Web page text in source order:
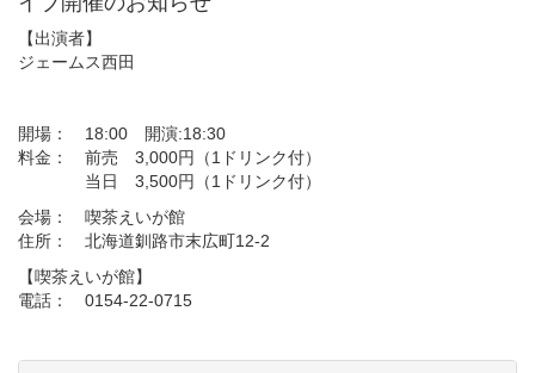
【出演者】
ジェームス西田
開場： 18:00 開演:18:30
料金： 前売 3,000円（1ドリンク付）
当日 3,500円（1ドリンク付）
会場： 喫茶えいが館
住所： 北海道釧路市末広町12-2
【喫茶えいが館】
電話： 0154-22-0715